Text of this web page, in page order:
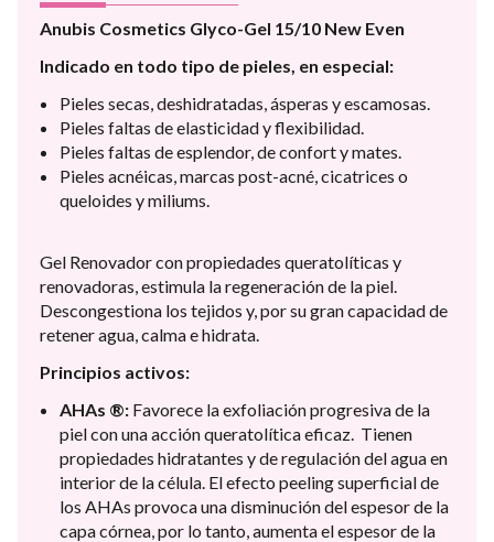
Anubis Cosmetics Glyco-Gel 15/10 New Even
Indicado en todo tipo de pieles, en especial:
Pieles secas, deshidratadas, ásperas y escamosas.
Pieles faltas de elasticidad y flexibilidad.
Pieles faltas de esplendor, de confort y mates.
Pieles acnéicas, marcas post-acné, cicatrices o
queloides y miliums.
Gel Renovador con propiedades queratolíticas y
renovadoras, estimula la regeneración de la piel.
Descongestiona los tejidos y, por su gran capacidad de
retener agua, calma e hidrata.
Principios activos:
AHAs ®: Favorece la exfoliación progresiva de la
piel con una acción queratolítica eficaz. Tienen
propiedades hidratantes y de regulación del agua en
interior de la célula. El efecto peeling superficial de
los AHAs provoca una disminución del espesor de la
capa córnea, por lo tanto, aumenta el espesor de la